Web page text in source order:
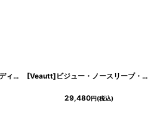
[韓国製][rinfarre]マキシ丈・レディー・ロングスカート・ブラウン・花柄・Aライン[送料無料] [Veautt]ビジュー・ノースリーブ・ウエストタック・Vネック・タイト・ミディアムドレス・ワンピース《送料＆代引き手数料無料》
29,480円(税込)